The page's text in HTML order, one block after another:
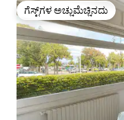
ಗೆಸ್ಟ್‌ಗಳ ಅಚ್ಚುಮೆಚ್ಚಿನದು
ಗೆಸ್ಟ್‌ಗಳ ಅಚ್ಚುಮೆಚ್ಚಿನದು